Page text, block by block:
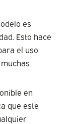
es
Esto hace
el uso
en
que este